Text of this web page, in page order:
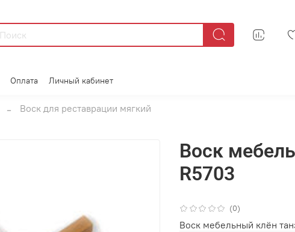
Оплата Личный кабинет
Воск для реставрации мягкий
(0)
Воск
R5703
Воск мебельный клён